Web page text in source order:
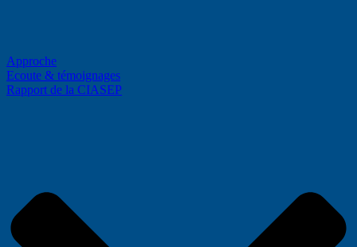
Approche
Ecoute & témoignages
Rapport de la CIASEP